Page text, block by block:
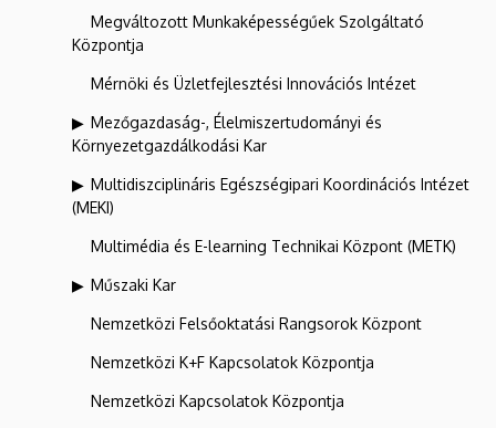
Megváltozott Munkaképességűek Szolgáltató
Központja
Mérnöki és Üzletfejlesztési Innovációs Intézet
Mezőgazdaság-, Élelmiszertudományi és
Környezetgazdálkodási Kar
Multidiszciplináris Egészségipari Koordinációs Intézet
(MEKI)
Multimédia és E-learning Technikai Központ (METK)
Műszaki Kar
Nemzetközi Felsőoktatási Rangsorok Központ
Nemzetközi K+F Kapcsolatok Központja
Nemzetközi Kapcsolatok Központja